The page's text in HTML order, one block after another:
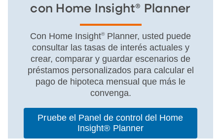
con Home Insight® Planner
Con Home Insight®Planner, usted puede
consultar las tasas de interés actuales y
crear, comparar y guardar escenarios de
préstamos personalizados para calcular el
pago de hipoteca mensual que más le
convenga.
Pruebe el Panel de control del Home
Insight® Planner